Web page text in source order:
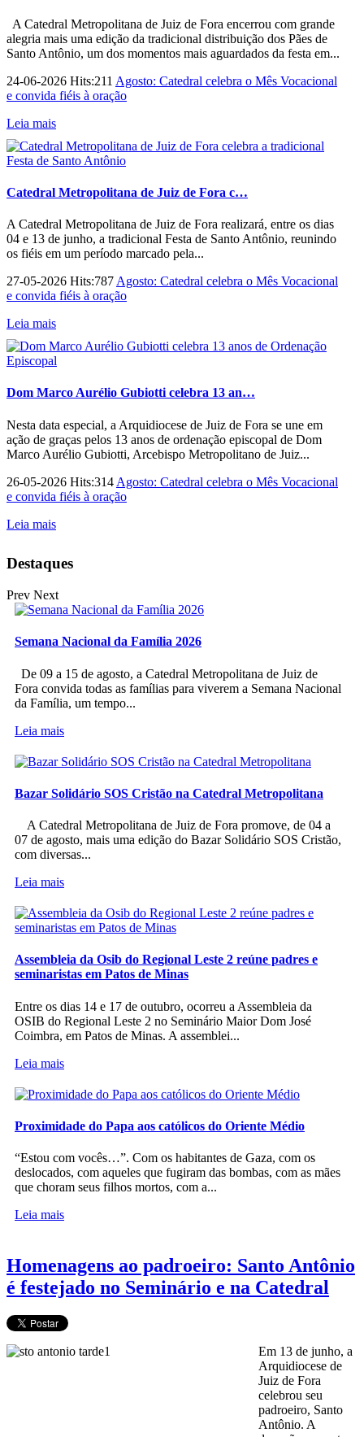
A Catedral Metropolitana de Juiz de Fora encerrou com grande
alegria mais uma edição da tradicional distribuição dos Pães de
Santo Antônio, um dos momentos mais aguardados da festa em...
24-06-2026 Hits:211 Agosto: Catedral celebra o Mês Vocacional
e convida fiéis à oração
Leia mais
Catedral Metropolitana de Juiz de Fora c…
A Catedral Metropolitana de Juiz de Fora realizará, entre os dias
04 e 13 de junho, a tradicional Festa de Santo Antônio, reunindo
os fiéis em um período marcado pela...
27-05-2026 Hits:787 Agosto: Catedral celebra o Mês Vocacional
e convida fiéis à oração
Leia mais
Dom Marco Aurélio Gubiotti celebra 13 an…
Nesta data especial, a Arquidiocese de Juiz de Fora se une em
ação de graças pelos 13 anos de ordenação episcopal de Dom
Marco Aurélio Gubiotti, Arcebispo Metropolitano de Juiz...
26-05-2026 Hits:314 Agosto: Catedral celebra o Mês Vocacional
e convida fiéis à oração
Leia mais
Destaques
Prev Next
Semana Nacional da Família 2026
De 09 a 15 de agosto, a Catedral Metropolitana de Juiz de
Fora convida todas as famílias para viverem a Semana Nacional
da Família, um tempo...
Leia mais
Bazar Solidário SOS Cristão na Catedral Metropolitana
A Catedral Metropolitana de Juiz de Fora promove, de 04 a
07 de agosto, mais uma edição do Bazar Solidário SOS Cristão,
com diversas...
Leia mais
Assembleia da Osib do Regional Leste 2 reúne padres e
seminaristas em Patos de Minas
Entre os dias 14 e 17 de outubro, ocorreu a Assembleia da
OSIB do Regional Leste 2 no Seminário Maior Dom José
Coimbra, em Patos de Minas. A assemblei...
Leia mais
Proximidade do Papa aos católicos do Oriente Médio
“Estou com vocês…”. Com os habitantes de Gaza, com os
deslocados, com aqueles que fugiram das bombas, com as mães
que choram seus filhos mortos, com a...
Leia mais
Homenagens ao padroeiro: Santo Antônio
é festejado no Seminário e na Catedral
Em 13 de junho, a
Arquidiocese de
Juiz de Fora
celebrou seu
padroeiro, Santo
Antônio. A